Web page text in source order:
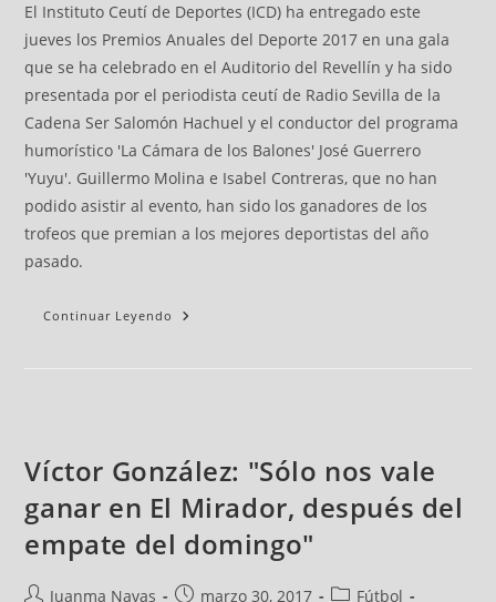
El Instituto Ceutí de Deportes (ICD) ha entregado este
jueves los Premios Anuales del Deporte 2017 en una gala
que se ha celebrado en el Auditorio del Revellín y ha sido
presentada por el periodista ceutí de Radio Sevilla de la
Cadena Ser Salomón Hachuel y el conductor del programa
humorístico 'La Cámara de los Balones' José Guerrero
'Yuyu'. Guillermo Molina e Isabel Contreras, que no han
podido asistir al evento, han sido los ganadores de los
trofeos que premian a los mejores deportistas del año
pasado.
Continuar Leyendo
Víctor González: "Sólo nos vale
ganar en El Mirador, después del
empate del domingo"
Juanma Navas marzo 30, 2017
Fútbol